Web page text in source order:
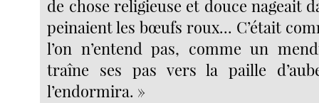
de chose religieuse et douce nageait
peinaient les bœufs roux... C’était
l’on n’entend pas, comme un
traîne ses pas vers la paille
l’endormira. »